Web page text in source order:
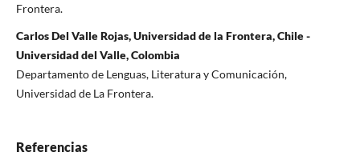
Frontera.
Carlos Del Valle Rojas, Universidad de la Frontera, Chile -
Universidad del Valle, Colombia
Departamento de Lenguas, Literatura y Comunicación,
Universidad de La Frontera.
Referencias